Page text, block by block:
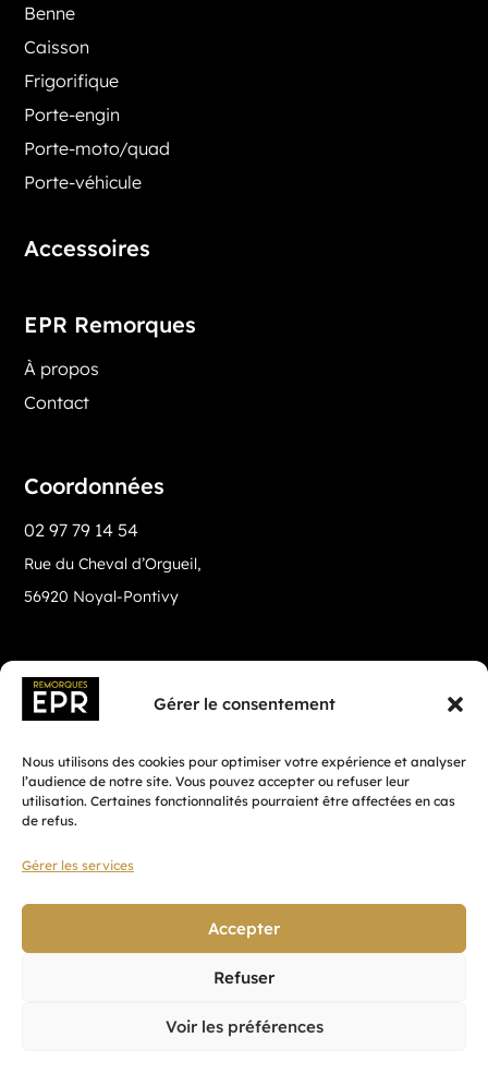
Gérer le consentement
Nous utilisons des cookies pour optimiser votre expérience et analyser
l’audience de notre site. Vous pouvez accepter ou refuser leur
utilisation. Certaines fonctionnalités pourraient être affectées en cas
de refus.
Gérer les services
Accepter
Refuser
Voir les préférences
Benne
Caisson
Frigorifique
Porte-engin
Porte-moto/quad
Porte-véhicule
Accessoires
EPR Remorques
À propos
Contact
Coordonnées
02 97 79 14 54
Rue du Cheval d’Orgueil,
56920 Noyal-Pontivy